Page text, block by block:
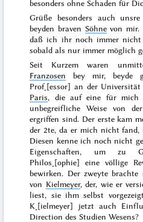
besonders ohne Schaden für
Grüße besonders auch
beyden braven Söhnevon mir.
daß ich ihr noch immer nicht
sobald als nur immer möglich
Seit Kurzem waren
Franzosen bey mir, beyde
Prof˖[essor] an der
Paris, die auf eine für mich
unbegreifliche Weise von der
ergriffen sind. Der erste kam
der 2te, da er mich nicht
Diesen kenne ich noch nicht
Eigenschaften, um zu
Philos˖[ophie] eine völlige
bewirken. Der zweyte
von Kielmeyer, der, wie er
liest, sie ihm selbst
K˖[ielmeyer] jetzt auch
Direction des Studien Wesens?